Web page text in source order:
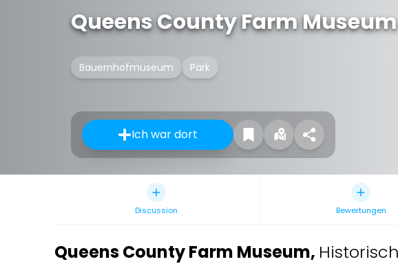
Queens County Farm Museum
Bauernhofmuseum Park
Ich war dort
Discussion Bewertungen
Queens County Farm Museum,